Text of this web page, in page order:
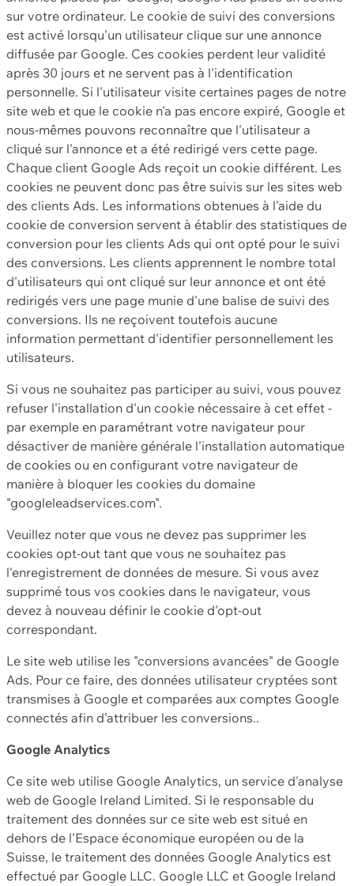
sur votre ordinateur. Le cookie de suivi des conversions
est activé lorsqu'un utilisateur clique sur une annonce
diffusée par Google. Ces cookies perdent leur validité
après 30 jours et ne servent pas à l'identification
personnelle. Si l'utilisateur visite certaines pages de notre
site web et que le cookie n'a pas encore expiré, Google et
nous-mêmes pouvons reconnaître que l'utilisateur a
cliqué sur l'annonce et a été redirigé vers cette page.
Chaque client Google Ads reçoit un cookie différent. Les
cookies ne peuvent donc pas être suivis sur les sites web
des clients Ads. Les informations obtenues à l'aide du
cookie de conversion servent à établir des statistiques de
conversion pour les clients Ads qui ont opté pour le suivi
des conversions. Les clients apprennent le nombre total
d'utilisateurs qui ont cliqué sur leur annonce et ont été
redirigés vers une page munie d'une balise de suivi des
conversions. Ils ne reçoivent toutefois aucune
information permettant d'identifier personnellement les
utilisateurs.
Si vous ne souhaitez pas participer au suivi, vous pouvez
refuser l'installation d'un cookie nécessaire à cet effet -
par exemple en paramétrant votre navigateur pour
désactiver de manière générale l'installation automatique
de cookies ou en configurant votre navigateur de
manière à bloquer les cookies du domaine
"googleleadservices.com".
Veuillez noter que vous ne devez pas supprimer les
cookies opt-out tant que vous ne souhaitez pas
l'enregistrement de données de mesure. Si vous avez
supprimé tous vos cookies dans le navigateur, vous
devez à nouveau définir le cookie d'opt-out
correspondant.
Le site web utilise les "conversions avancées" de Google
Ads. Pour ce faire, des données utilisateur cryptées sont
transmises à Google et comparées aux comptes Google
connectés afin d'attribuer les conversions..
Google Analytics
Ce site web utilise Google Analytics, un service d'analyse
web de Google Ireland Limited. Si le responsable du
traitement des données sur ce site web est situé en
dehors de l'Espace économique européen ou de la
Suisse, le traitement des données Google Analytics est
effectué par Google LLC. Google LLC et Google Ireland